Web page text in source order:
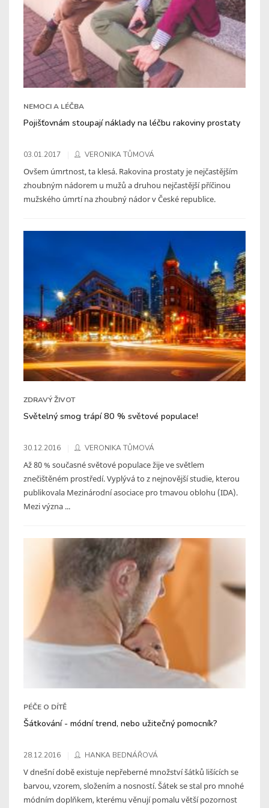
NEMOCI A LÉČBA
Pojišťovnám stoupají náklady na léčbu rakoviny prostaty
03.01.2017 VERONIKA TŮMOVÁ
Ovšem úmrtnost, ta klesá. Rakovina prostaty je nejčastějším
zhoubným nádorem u mužů a druhou nejčastější příčinou
mužského úmrtí na zhoubný nádor v České republice.
ZDRAVÝ ŽIVOT
Světelný smog trápí 80 % světové populace!
30.12.2016 VERONIKA TŮMOVÁ
Až 80 % současné světové populace žije ve světlem
znečištěném prostředí. Vyplývá to z nejnovější studie, kterou
publikovala Mezinárodní asociace pro tmavou oblohu (IDA).
Mezi význa ...
PÉČE O DÍTĚ
Šátkování - módní trend, nebo užitečný pomocník?
28.12.2016 HANKA BEDNÁŘOVÁ
V dnešní době existuje nepřeberné množství šátků lišících se
barvou, vzorem, složením a nosností. Šátek se stal pro mnohé
módním doplňkem, kterému věnují pomalu větší pozornost